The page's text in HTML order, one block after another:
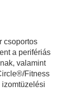
csoportos
a perifériás
valamint
Fitness